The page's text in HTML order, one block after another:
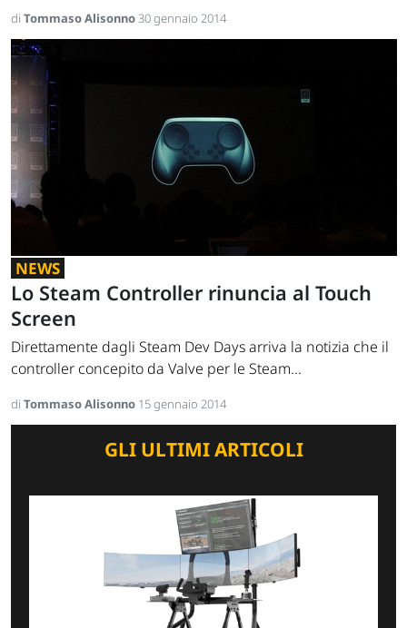
di Tommaso Alisonno30 gennaio 2014
NEWS
Lo Steam Controller rinuncia al Touch
Screen
Direttamente dagli Steam Dev Days arriva la notizia che il
controller concepito da Valve per le Steam...
di Tommaso Alisonno 15 gennaio 2014
GLI ULTIMI ARTICOLI